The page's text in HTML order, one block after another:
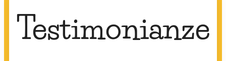
Testimonianze